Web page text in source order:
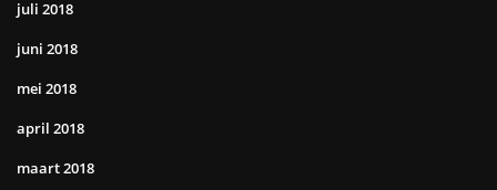
juli 2018
juni 2018
mei 2018
april 2018
maart 2018